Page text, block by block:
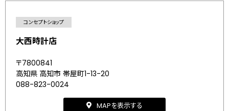
コンセプトショップ
大西時計店
〒7800841
高知県 高知市 帯屋町1-13-20
088-823-0024
MAPを表示する